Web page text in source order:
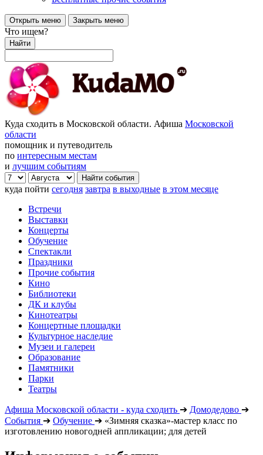
Открыть меню Закрыть меню
Что ищем?
Найти
Куда сходить в Московской области. Афиша Московской
области
помощник и путеводитель
по интересным местам
и лучшим событиям
куда пойти сегодня завтра в выходные в этом месяце
Встречи
Выставки
Концерты
Обучение
Спектакли
Праздники
Прочие события
Кино
Библиотеки
ДК и клубы
Кинотеатры
Концертные площадки
Культурное наследие
Музеи и галереи
Образование
Памятники
Парки
Театры
Афиша Московской области - куда сходить ➔ Домодедово ➔
События ➔ Обучение ➔ «Зимняя сказка»-мастер класс по
изготовлению новогодней аппликации; для детей